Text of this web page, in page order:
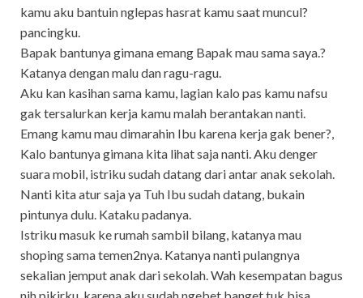
kamu aku bantuin nglepas hasrat kamu saat muncul?
pancingku.
Bapak bantunya gimana emang Bapak mau sama saya.?
Katanya dengan malu dan ragu-ragu.
Aku kan kasihan sama kamu, lagian kalo pas kamu nafsu
gak tersalurkan kerja kamu malah berantakan nanti.
Emang kamu mau dimarahin Ibu karena kerja gak bener?,
Kalo bantunya gimana kita lihat saja nanti. Aku denger
suara mobil, istriku sudah datang dari antar anak sekolah.
Nanti kita atur saja ya Tuh Ibu sudah datang, bukain
pintunya dulu. Kataku padanya.
Istriku masuk ke rumah sambil bilang, katanya mau
shoping sama temen2nya. Katanya nanti pulangnya
sekalian jemput anak dari sekolah. Wah kesempatan bagus
nih pikirku, karena aku sudah ngebet banget tuk bisa